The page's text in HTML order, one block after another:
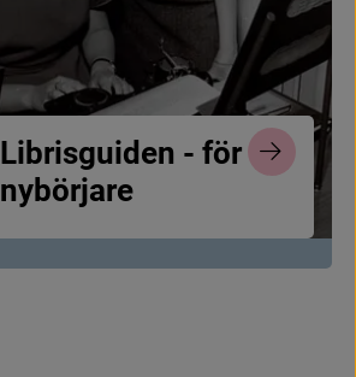
Librisguid en - för
nybörjare